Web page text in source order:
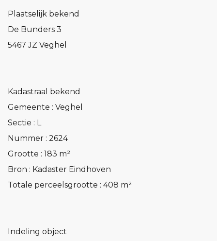
Plaatselijk bekend
De Bunders 3
5467 JZ Veghel
Kadastraal bekend
Gemeente : Veghel
Sectie : L
Nummer : 2624
Grootte : 183 m²
Bron : Kadaster Eindhoven
Totale perceelsgrootte : 408 m²
Indeling object